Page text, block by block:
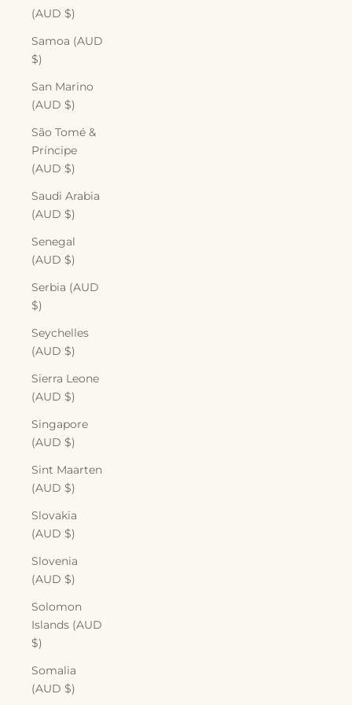
(AUD $)
Samoa (AUD
$)
San Marino
(AUD $)
São Tomé &
Príncipe
(AUD $)
Saudi Arabia
(AUD $)
Senegal
(AUD $)
Serbia (AUD
$)
Seychelles
(AUD $)
Sierra Leone
(AUD $)
Singapore
(AUD $)
Sint Maarten
(AUD $)
Slovakia
(AUD $)
Slovenia
(AUD $)
Solomon
Islands (AUD
$)
Somalia
(AUD $)